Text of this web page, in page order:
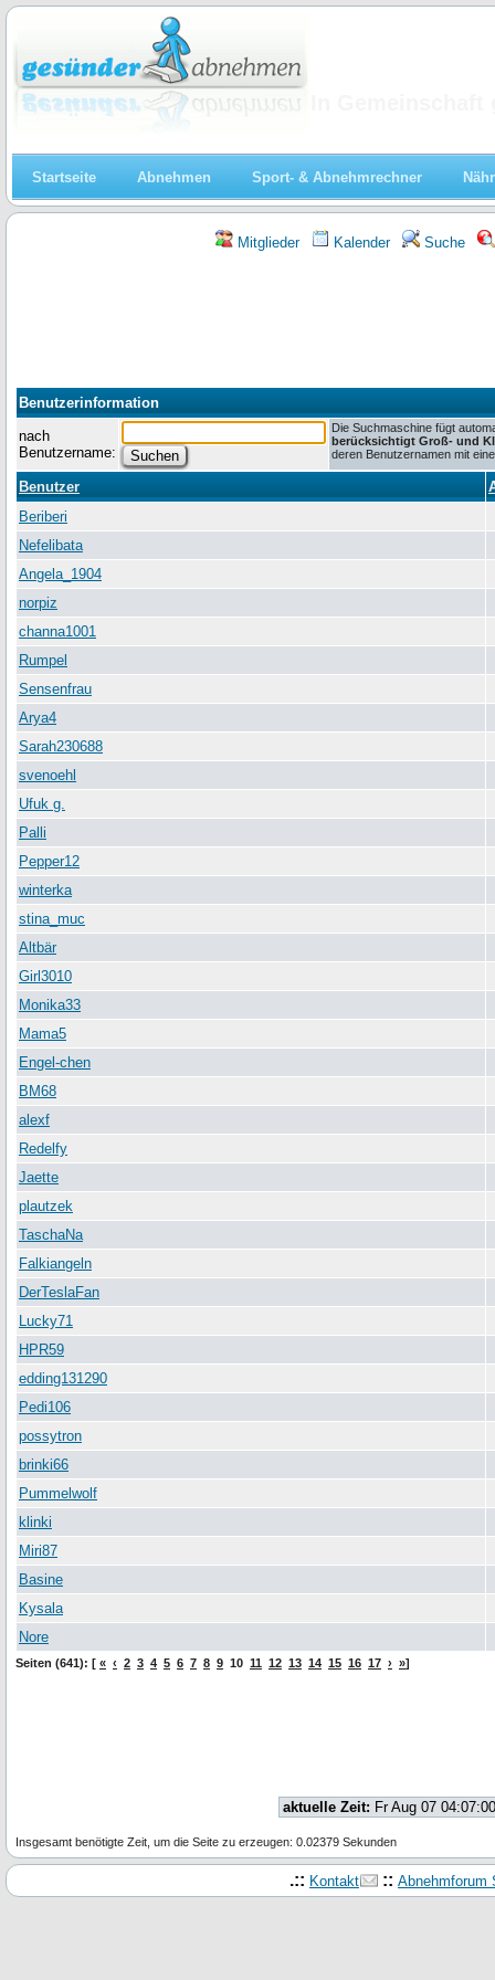
Startseite Abnehmen Sport- & Abnehmrechner
Mitglieder Kalender Suche
Benutzerinformation
nach
Benutzername:
Die Suchmaschine fügt
berücksichtigt Groß- und
deren Benutzernamen mit
Benutzer
Beriberi
Nefelibata
Angela_1904
norpiz
channa1001
Rumpel
Sensenfrau
Arya4
Sarah230688
svenoehl
Ufuk g.
Palli
Pepper12
winterka
stina_muc
Altbär
Girl3010
Monika33
Mama5
Engel-chen
BM68
alexf
Redelfy
Jaette
plautzek
TaschaNa
Falkiangeln
DerTeslaFan
Lucky71
HPR59
edding131290
Pedi106
possytron
brinki66
Pummelwolf
klinki
Miri87
Basine
Kysala
Nore
Seiten (641): [ « ‹ 2 3 4 5 6 7 8 9 10 11 12 13 14 15 16 17 › »]
aktuelle Zeit: Fr Aug 07
Insgesamt benötigte Zeit, um die Seite zu erzeugen: 0.02379 Sekunden
.:: Kontakt :: Abnehmforum